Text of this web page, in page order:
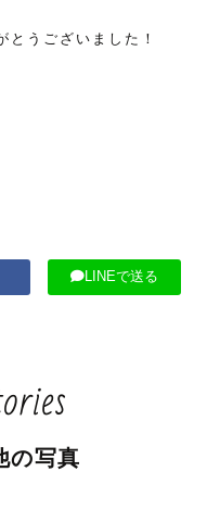
とうございました！
LINEで送る
の写真